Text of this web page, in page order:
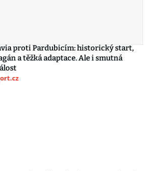
proti Pardubicím: historický start,
a těžká adaptace. Ale i smutná